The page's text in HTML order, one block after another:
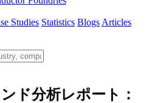
Studies Statistics Blogs Articles
ド分析レポート：